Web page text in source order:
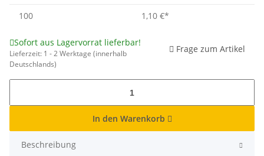
100
1,10 €*
Sofort aus Lagervorrat lieferbar!
Lieferzeit: 1 - 2 Werktage (innerhalb
Deutschlands)
Frage zum Artikel
In den Warenkorb
Beschreibung